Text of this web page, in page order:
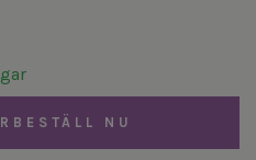
NU